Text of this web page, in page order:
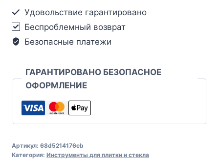
Удовольствие гарантировано
Беспроблемный возврат
Безопасные платежи
ГАРАНТИРОВАНО БЕЗОПАСНОЕ
ОФОРМЛЕНИЕ
Артикул: 68d5214176cb
Категория: Инструменты для плитки и стекла